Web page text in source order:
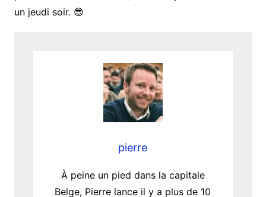
un jeudi soir. 😎
pierre
À peine un pied dans la capitale
Belge, Pierre lance il y a plus de 10